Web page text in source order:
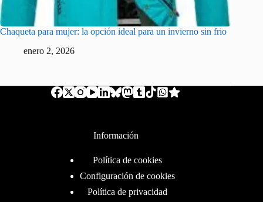
Chaqueta para mujer: la opción ideal para un invierno sin frio
enero 2, 2026
Información
Política de cookies
Configuración de cookies
Política de privacidad